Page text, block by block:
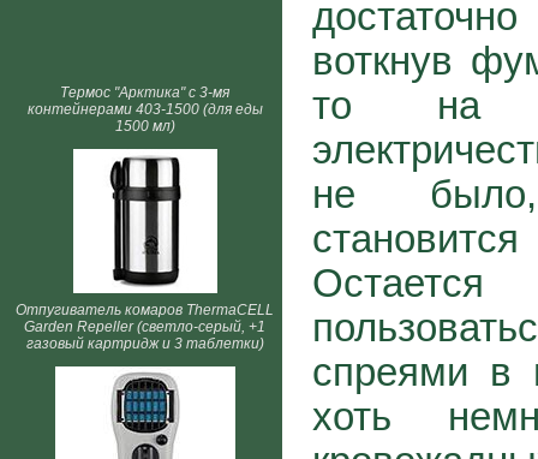
Термос "Арктика" с 3-мя
контейнерами 403-1500 (для еды
1500 мл)
Отпугиватель комаров ThermaCELL
Garden Repeller (светло-серый, +1
газовый картридж и 3 таблетки)
воткнув
то на
не
спреями в
хоть